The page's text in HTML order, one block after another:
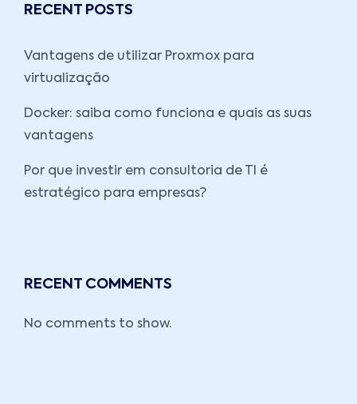
RECENT POSTS
Vantagens de utilizar Proxmox para
virtualização
Docker: saiba como funciona e quais as suas
vantagens
Por que investir em consultoria de TI é
estratégico para empresas?
RECENT COMMENTS
No comments to show.